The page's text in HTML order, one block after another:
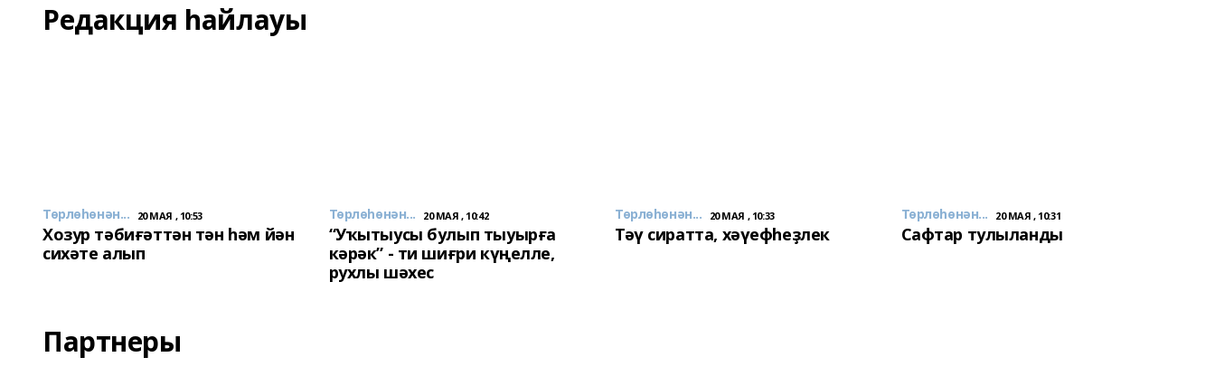
Редакция һайлауы
Төрлөһөнән... 20 МАЯ , 10:53
Хозур тәбиғәттән тән һәм йән
сихәте алып
Төрлөһөнән... 20 МАЯ , 10:42
“Уҡытыусы булып тыуырға
кәрәк” - ти шиғри күңелле,
рухлы шәхес
Төрлөһөнән... 20 МАЯ , 10:33
Тәү сиратта, хәүефһеҙлек
Төрлөһөнән... 20 МАЯ , 10:31
Сафтар тулыланды
Партнеры